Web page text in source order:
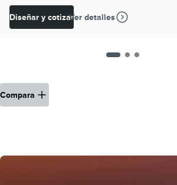
Diseñar y cotizarVer detalles
Compara